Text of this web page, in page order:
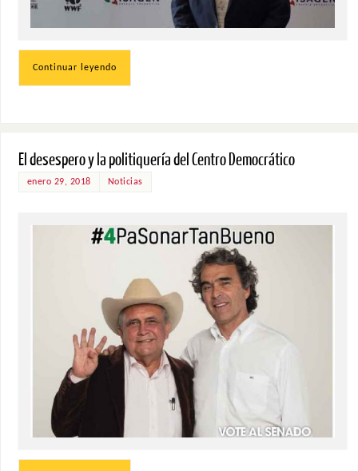
Continuar leyendo
El desespero y la politiquería del Centro Democrático
enero 29, 2018 Noticias